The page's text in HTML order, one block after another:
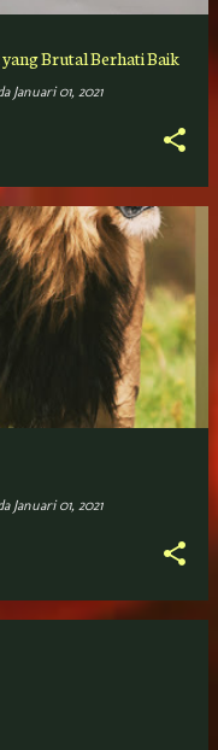
Brutal Berhati Baik
Januari 01, 2021
Januari 01, 2021